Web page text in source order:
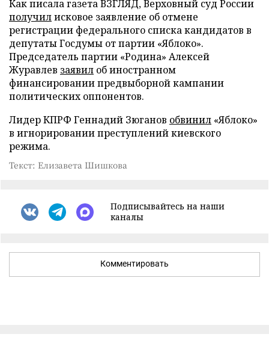
Как писала газета ВЗГЛЯД, Верховный суд России
получилисковое заявление об отмене
регистрации федерального списка кандидатов в
депутаты Госдумы от партии «Яблоко».
Председатель партии «Родина» Алексей
Журавлев заявил об иностранном
финансировании предвыборной кампании
политических оппонентов.
Лидер КПРФ Геннадий Зюганов обвинил «Яблоко»
в игнорировании преступлений киевского
режима.
Текст: Елизавета Шишкова
Подписывайтесь на наши
каналы
Комментировать